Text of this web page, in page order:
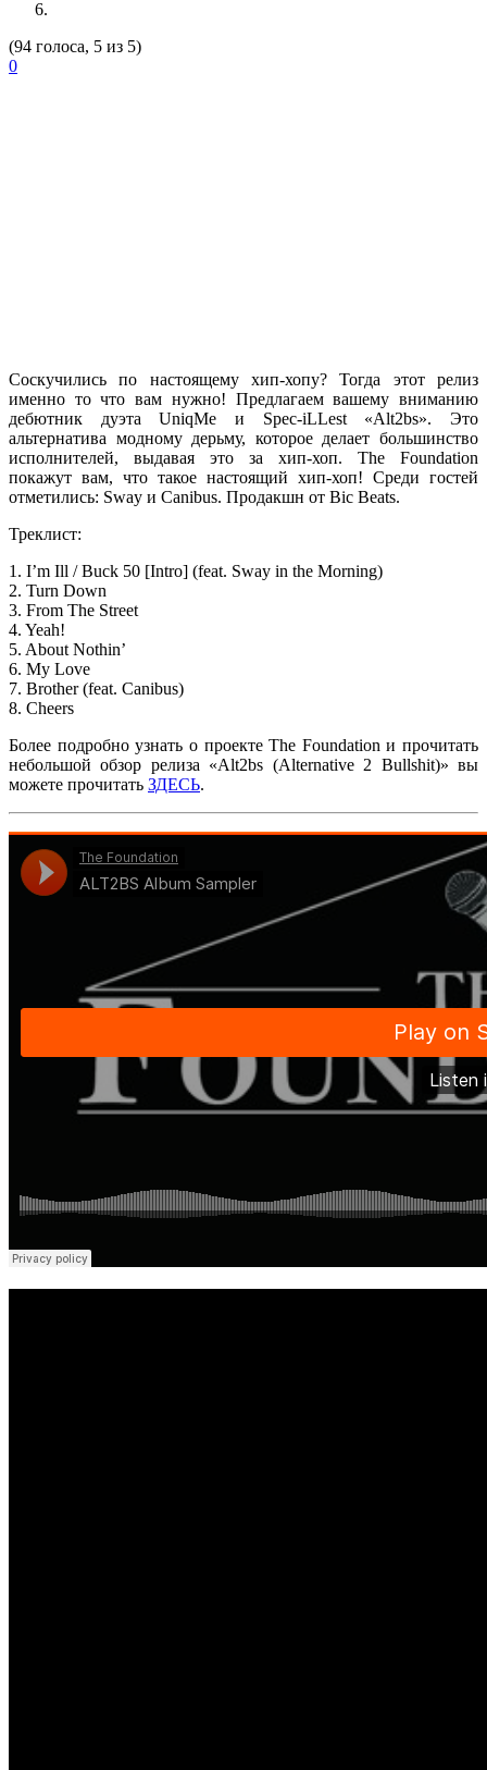
(94 голоса, 5 из 5)
0
Соскучились по настоящему хип-хопу? Тогда этот релиз
именно то что вам нужно! Предлагаем вашему вниманию
дебютник дуэтаUniqMe и Spec-iLLest «Alt2bs». Это
альтернатива модному дерьму, которое делает большинство
исполнителей, выдавая это за хип-хоп. The Foundation
покажут вам, что такое настоящий хип-хоп! Среди гостей
отметились: Sway и Canibus. Продакшн от Bic Beats.
Треклист:
1. I’m Ill / Buck 50 [Intro] (feat. Sway in the Morning)
2. Turn Down
3. From The Street
4. Yeah!
5. About Nothin’
6. My Love
7. Brother (feat. Canibus)
8. Cheers
Более подробно узнать о проектеThe Foundation и прочитать
небольшой обзор релиза «Alt2bs (Alternative 2 Bullshit)» вы
можете прочитать ЗДЕСЬ.